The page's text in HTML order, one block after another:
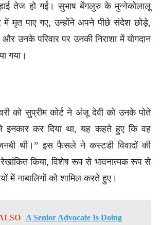
तेज हो गई। सुभाष बेंगलुरु के मुन्नेकोलालू
मृत पाए गए, उन्होंने अपने पीछे संदेश छोड़े,
उनके परिवार पर उनकी निराशा में योगदान
गया।
को सुप्रीम कोर्ट ने अंजू देवी को उनके पोते
कर दिया था, यह कहते हुए कि वह
थी।” इस फैसले ने कस्टडी विवादों की
किया, विशेष रूप से भावनात्मक रूप से
में नाबालिगों को शामिल करते हुए।
A Senior Advocate Is Doing